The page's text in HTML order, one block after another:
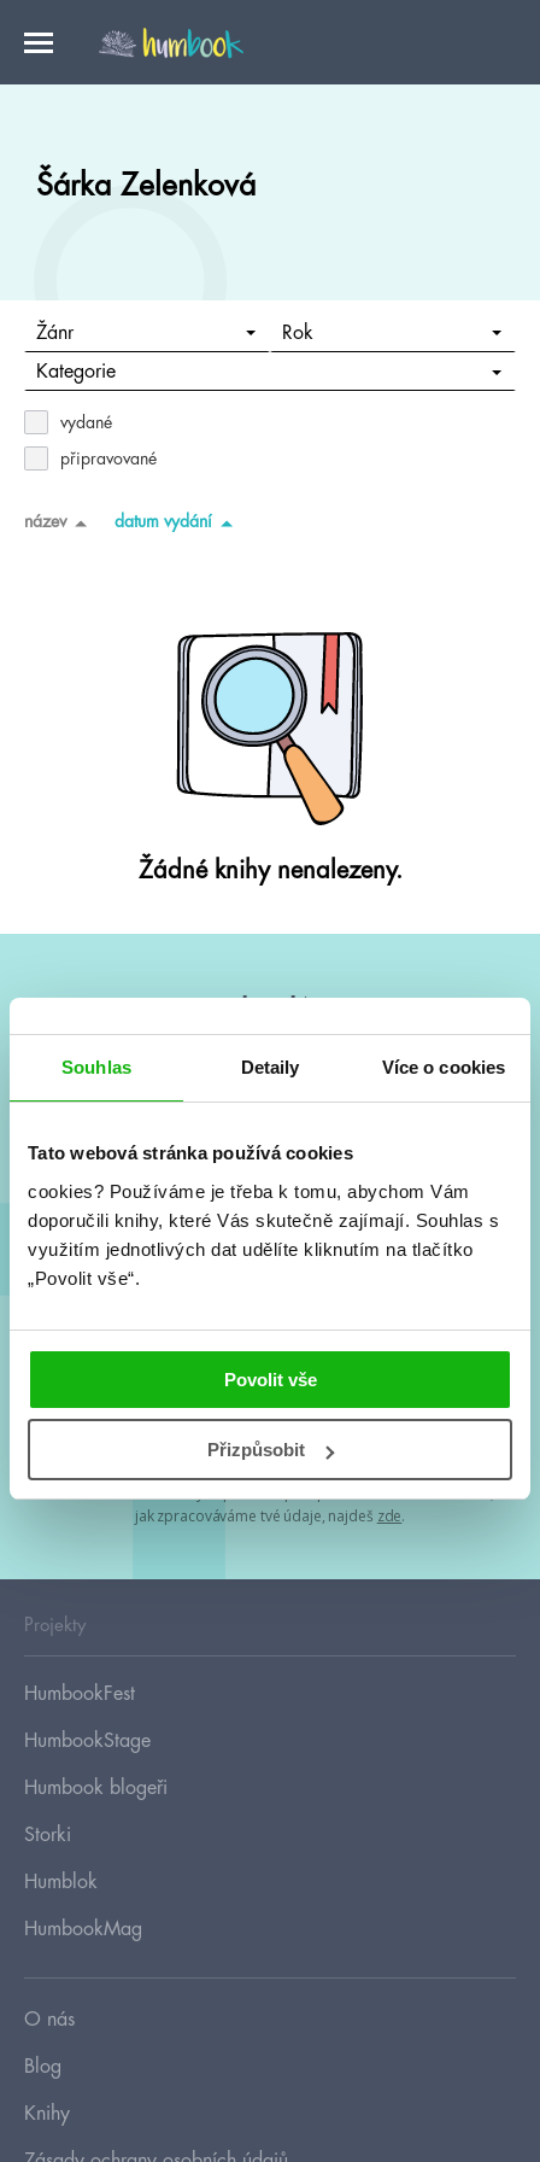
Souhlas Detaily Více o cookies
Tato webová stránka používá cookies
cookies? Používáme je třeba k tomu, abychom Vám
doporučili knihy, které Vás skutečně zajímají. Souhlas s
využitím jednotlivých dat udělíte kliknutím na tlačítko
„Povolit vše“.
Povolit vše
Přizpůsobit
Šárka Zelenková
Žánr Rok
Kategorie
vydané
připravované
název datum vydání
Žádné knihy nenalezeny.
Vše kolem #youngadult každý měsíc rovnou do mailu!
a seriálové adaptace a další.
Souhlasím spodmínkami zpracování osobních údajů
Tvá e-mailová adresa je u nás v bezpečí. Přečti si
jak zpracováváme tvé údaje, najdeš zde.
Projekty
HumbookFest
HumbookStage
Humbook blogeři
Storki
Humblok
HumbookMag
O nás
Blog
Knihy